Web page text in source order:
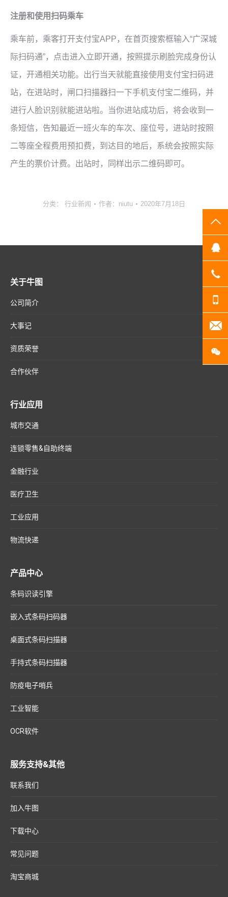
注册和使用扫码乘车
乘车前，乘客打开支付宝APP，在首页搜索框输入“广深城
际扫码通”，点击进入立即开通，按照提示刷脸完成身份认
证，开通相关功能。出行当天就能直接使用支付宝扫码进
站，在进站时，闸口扫描器扫一下手机支付宝二维码，并
进行人脸识别就能进站啦。当你进站成功后，将会收到一
条短信，告知最近一班火车的车次、座位号，进站时按照
二等座全程费用预扣费，到达目的地后，系统会按照实际
产生的票价计费。出站时，同样出示二维码即可。
分类： 行业新闻 作者： niutu 2020年7月18日
关于牛图
公司简介
大事记
资质荣誉
合作伙伴
行业应用
城市交通
连锁零售&自助终端
金融行业
医疗卫生
工业应用
物流快递
产品中心
条码识读引擎
嵌入式条码扫码器
桌面式条码扫描器
手持式条码扫描器
防疫电子哨兵
工业智能
OCR软件
服务支持&其他
联系我们
加入牛图
下载中心
常见问题
淘宝商城
扫